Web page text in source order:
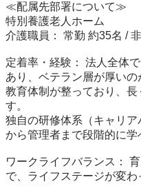
≪配属先部署について≫
特別養護老人ホーム
介護職員： 常勤 約35名 /
定着率・経験： 法人全体
あり、ベテラン層が厚い
教育体制が整っており、
す。
独自の研修体系（キャリ
から管理者まで段階的に学
ワークライフバランス：
で、ライフステージが変